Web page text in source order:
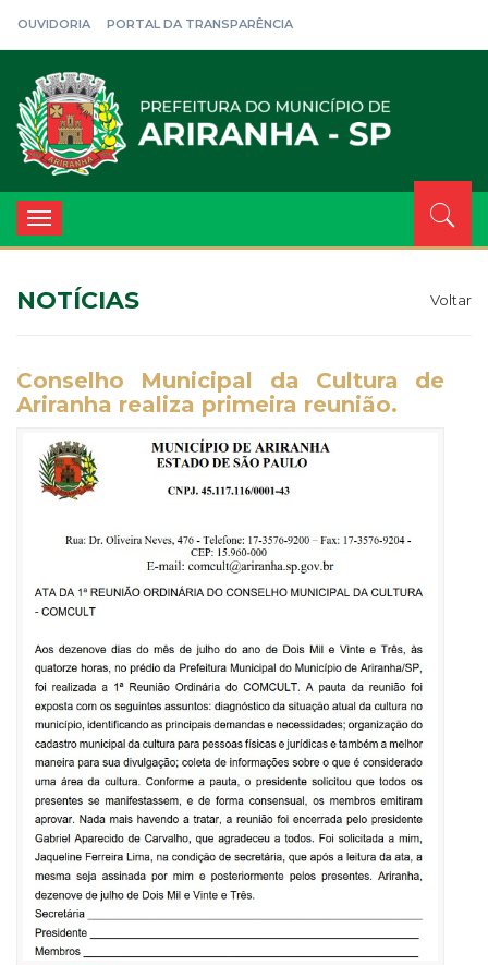
OUVIDORIA PORTAL DA TRANSPARÊNCIA
Toggle
navigation
NOTÍCIAS Voltar
Conselho Municipal da Cultura de
Ariranha realiza primeira reunião.